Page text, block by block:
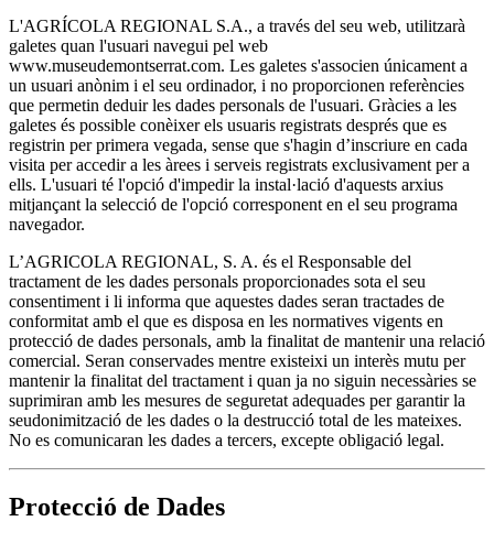
L'AGRÍCOLA REGIONAL S.A., a través del seu web, utilitzarà
galetes quan l'usuari navegui pel web
www.museudemontserrat.com. Les galetes s'associen únicament a
un usuari anònim i el seu ordinador, i no proporcionen referències
que permetin deduir les dades personals de l'usuari. Gràcies a les
galetes és possible conèixer els usuaris registrats després que es
registrin per primera vegada, sense que s'hagin d’inscriure en cada
visita per accedir a les àrees i serveis registrats exclusivament per a
ells. L'usuari té l'opció d'impedir la instal·lació d'aquests arxius
mitjançant la selecció de l'opció corresponent en el seu programa
navegador.
L’AGRICOLA REGIONAL, S. A. és el Responsable del
tractament de les dades personals proporcionades sota el seu
consentiment i li informa que aquestes dades seran tractades de
conformitat amb el que es disposa en les normatives vigents en
protecció de dades personals, amb la finalitat de mantenir una relació
comercial. Seran conservades mentre existeixi un interès mutu per
mantenir la finalitat del tractament i quan ja no siguin necessàries se
suprimiran amb les mesures de seguretat adequades per garantir la
seudonimització de les dades o la destrucció total de les mateixes.
No es comunicaran les dades a tercers, excepte obligació legal.
Protecció de Dades